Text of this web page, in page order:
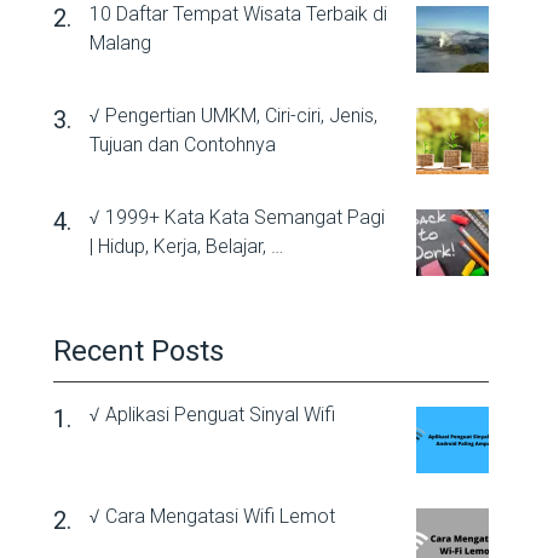
10 Daftar Tempat Wisata Terbaik di
Malang
√ Pengertian UMKM, Ciri-ciri, Jenis,
Tujuan dan Contohnya
√ 1999+ Kata Kata Semangat Pagi
| Hidup, Kerja, Belajar, …
Recent Posts
√ Aplikasi Penguat Sinyal Wifi
√ Cara Mengatasi Wifi Lemot